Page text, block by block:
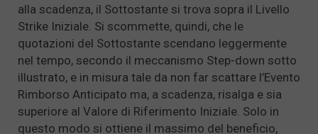
alla scadenza, il Sottostante si trova sopra il Livello
Strike Iniziale. Si scommette, quindi, che le
quotazioni del Sottostante scendano leggermente
nel tempo, secondo il meccanismo Step-down sotto
illustrato, e in misura tale da non far scattare l’Evento
Rimborso Anticipato ma, a scadenza, risalga e sia
superiore al Valore di Riferimento Iniziale. Solo in
questo modo si ottiene il massimo del beneficio,